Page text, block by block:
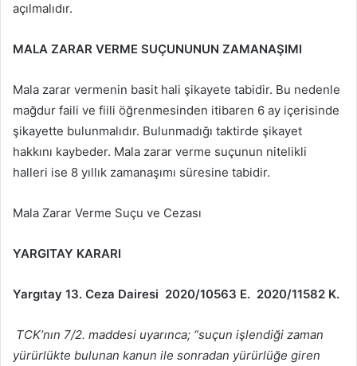
açılmalıdır.
MALA ZARAR VERME SUÇUNUNUN ZAMANAŞIMI
Mala zarar vermenin basit hali şikayete tabidir. Bu nedenle
mağdur faili ve fiili öğrenmesinden itibaren 6 ay içerisinde
şikayette bulunmalıdır. Bulunmadığı taktirde şikayet
hakkını kaybeder. Mala zarar verme suçunun nitelikli
halleri ise 8 yıllık zamanaşımı süresine tabidir.
Mala Zarar Verme Suçu ve Cezası
YARGITAY KARARI
Yargıtay 13. Ceza Dairesi 2020/10563 E. 2020/11582 K.
TCK’nın 7/2. maddesi uyarınca; “suçun işlendiği zaman
yürürlükte bulunan kanun ile sonradan yürürlüğe giren